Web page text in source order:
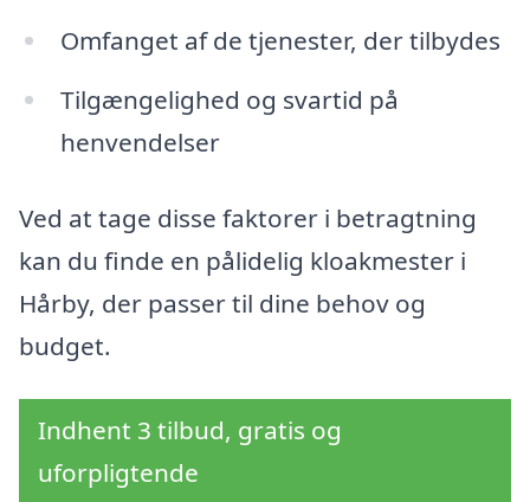
Omfanget af de tjenester, der tilbydes
Tilgængelighed og svartid på
henvendelser
Ved at tage disse faktorer i betragtning
kan du finde en pålidelig kloakmester i
Hårby, der passer til dine behov og
budget.
Indhent 3 tilbud, gratis og
uforpligtende